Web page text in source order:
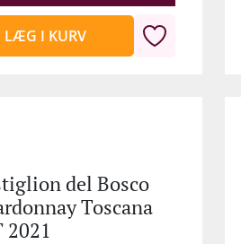
LÆG I KURV
del Bosco
Toscana
2021